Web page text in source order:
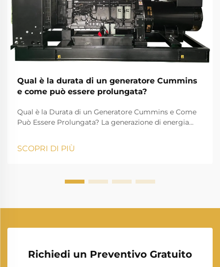
Qual è la durata di un generatore Cummins
e come può essere prolungata?
Qual è la Durata di un Generatore Cummins e Come
Può Essere Prolungata? La generazione di energia
garantendo che case, aziende, istituzioni sanitarie e
industrie possano proseguire le loro attività senza
SCOPRI DI PIÙ
Richiedi un Preventivo Gratuito